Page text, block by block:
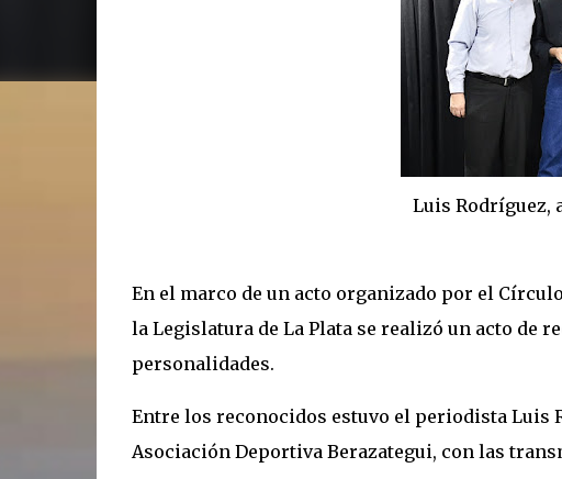
Luis Rodríguez, a su
En el marco de un acto organizado por el
la Legislatura de La Plata se realizó un acto de
personalidades.
Entre los reconocidos estuvo el periodista Luis
Asociación Deportiva Berazategui, con las